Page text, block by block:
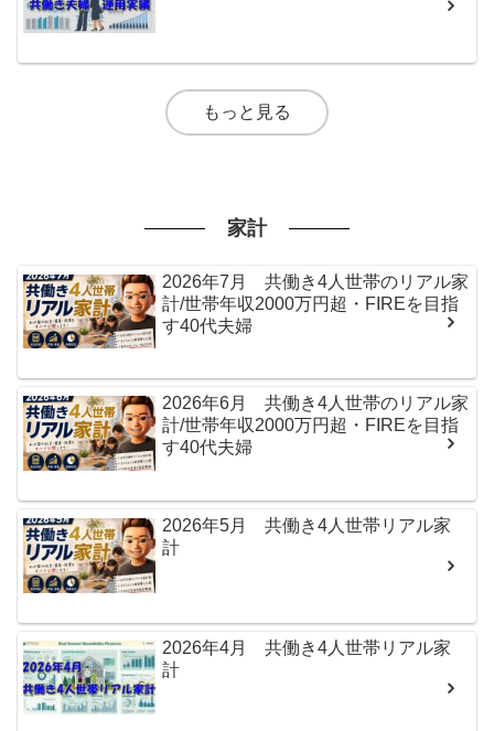
もっと見る
家計
2026年7月 共働き4人世帯のリアル家
計/世帯年収2000万円超・FIREを目指
す40代夫婦
2026年6月 共働き4人世帯のリアル家
計/世帯年収2000万円超・FIREを目指
す40代夫婦
2026年5月 共働き4人世帯リアル家
計
2026年4月 共働き4人世帯リアル家
計